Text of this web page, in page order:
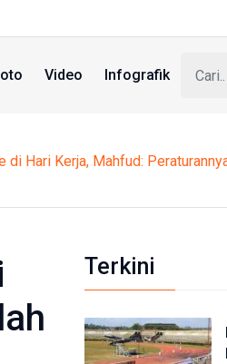
Video Infografik
Hari Kerja, Mahfud:
Terkini